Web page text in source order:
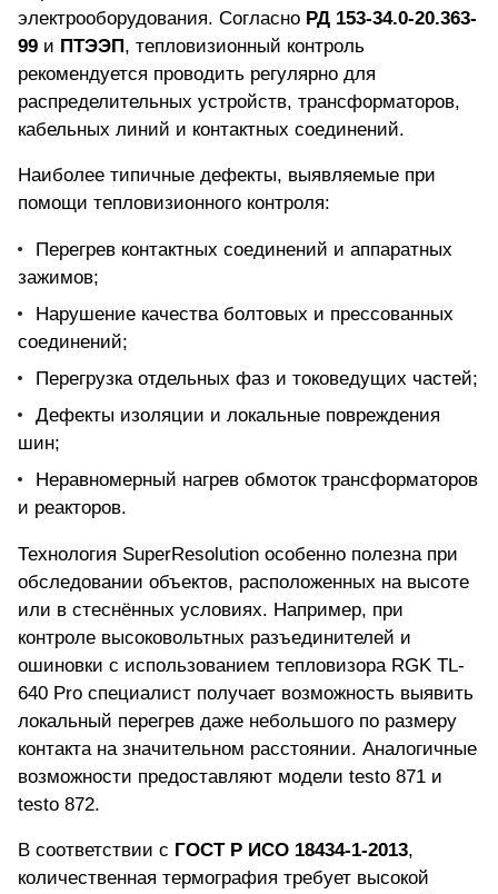
электрооборудования. Согласно РД 153-34.0-20.363-
99 и ПТЭЭП , тепловизионный контроль
рекомендуется проводить регулярно для
распределительных устройств, трансформаторов,
кабельных линий и контактных соединений.
Наиболее типичные дефекты, выявляемые при
помощи тепловизионного контроля:
Перегрев контактных соединений и аппаратных
зажимов;
Нарушение качества болтовых и прессованных
соединений;
Перегрузка отдельных фаз и токоведущих частей;
Дефекты изоляции и локальные повреждения
шин;
Неравномерный нагрев обмоток трансформаторов
и реакторов.
Технология SuperResolution особенно полезна при
обследовании объектов, расположенных на высоте
или в стеснённых условиях. Например, при
контроле высоковольтных разъединителей и
ошиновки с использованием тепловизора RGK TL-
640 Pro специалист получает возможность выявить
локальный перегрев даже небольшого по размеру
контакта на значительном расстоянии. Аналогичные
возможности предоставляют модели testo 871 и
testo 872.
В соответствии с ГОСТ Р ИСО 18434-1-2013,
количественная термография требует высокой